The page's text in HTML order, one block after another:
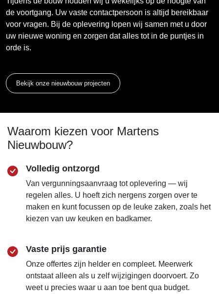
de voortgang. Uw vaste contactpersoon is altijd bereikbaar
voor vragen. Bij de oplevering lopen wij samen met u door
uw nieuwe woning en zorgen dat alles tot in de puntjes in
orde is.
Bekijk onze nieuwbouw projecten
Waarom kiezen voor Martens
Nieuwbouw?
Volledig ontzorgd
Van vergunningsaanvraag tot oplevering — wij
regelen alles. U hoeft zich nergens zorgen over te
maken en kunt focussen op de leuke zaken, zoals het
kiezen van uw keuken en badkamer.
Vaste prijs garantie
Onze offertes zijn helder en compleet. Meerwerk
ontstaat alleen als u zelf wijzigingen doorvoert. Zo
weet u precies waar u aan toe bent qua budget.